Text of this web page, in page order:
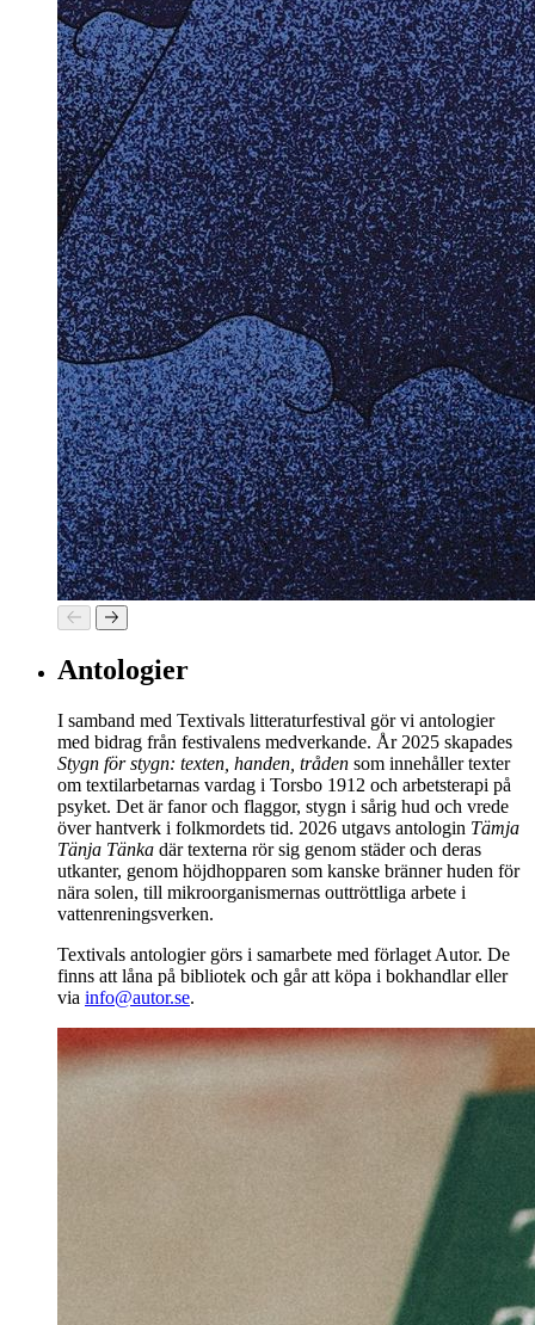
Antologier
I samband med Textivals litteraturfestival gör vi antologier
med bidrag från festivalens medverkande. År 2025 skapades
Stygn för stygn: texten, handen, tråden som innehåller texter
om textilarbetarnas vardag i Torsbo 1912 och arbetsterapi på
psyket. Det är fanor och flaggor, stygn i sårig hud och vrede
över hantverk i folkmordets tid. 2026 utgavs antologin Tämja
Tänja Tänka där texterna rör sig genom städer och deras
utkanter, genom höjdhopparen som kanske bränner huden för
nära solen, till mikroorganismernas outtröttliga arbete i
vattenreningsverken.
Textivals antologier görs i samarbete med förlaget Autor. De
finns att låna på bibliotek och går att köpa i bokhandlar eller
via info@autor.se.